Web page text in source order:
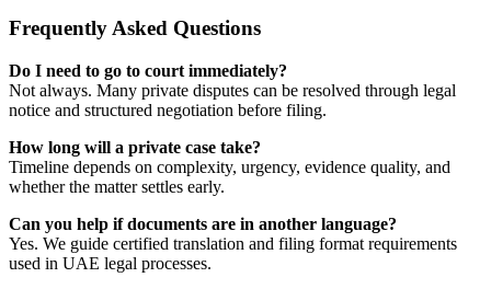
Frequently Asked Questions
Do I need to go to court immediately?
Not always. Many private disputes can be resolved through legal
notice and structured negotiation before filing.
How long will a private case take?
Timeline depends on complexity, urgency, evidence quality, and
whether the matter settles early.
Can you help if documents are in another language?
Yes. We guide certified translation and filing format requirements
used in UAE legal processes.